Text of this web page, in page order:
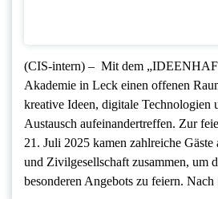
(CIS-intern) – Mit dem
Akademie in Leck einen offenen
kreative Ideen, digitale Technologien
Austausch aufeinandertreffen. Zur
21. Juli 2025 kamen zahlreiche
und Zivilgesellschaft zusammen, um
besonderen Angebots zu feiern.